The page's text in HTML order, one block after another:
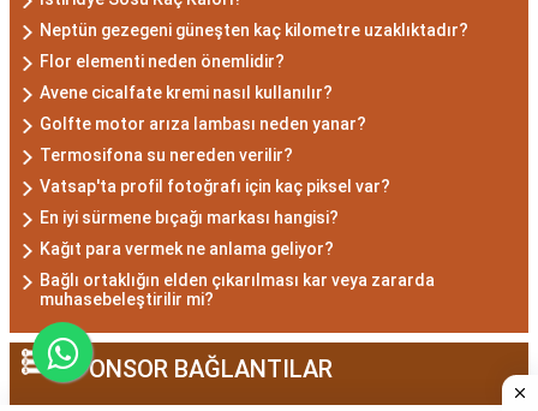
yaklaşımlarıyla ilişkilerde derin bağlar kurabilirler.
Ancak, bazen kıskançlık eğilimleri de
gösterebilirler.
Akrep Burcu Kadını
Özellikleri: Çekici ve Zeki
Akrep burcu kadını, çekici ve gizemli bir aura ile
çevrili olan kadınlardır. Zekalarını kullanarak
çözüm odaklı düşünürler ve hedeflerine ulaşmak
için kararlılıkla çalışırlar. Aynı zamanda duygusal
derinlikleri, ilişkilerinde tutkulu ve bağlı olmalarını
sağlar. Akrep burcu kadınları, kendi alanlarına
Neptün gezegeni güneşten kaç kilometre uzaklıktadır?
Flor elementi neden önemlidir?
Avene cicalfate kremi nasıl kullanılır?
Golfte motor arıza lambası neden yanar?
Termosifona su nereden verilir?
Vatsap'ta profil fotoğrafı için kaç piksel var?
En iyi sürmene bıçağı markası hangisi?
Kağıt para vermek ne anlama geliyor?
Bağlı ortaklığın elden çıkarılması kar veya zararda
muhasebeleştirilir mi?
SPONSOR BAĞLANTILAR